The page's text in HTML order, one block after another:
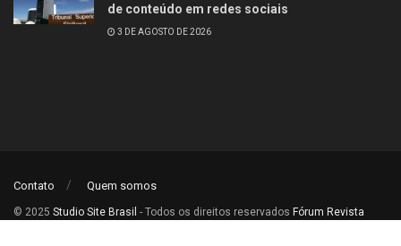
de conteúdo em redes sociais
3 DE AGOSTO DE 2026
Contato Quem somos
© 2025 Studio Site Brasil - Todos os direitos reservados Fórum Revista